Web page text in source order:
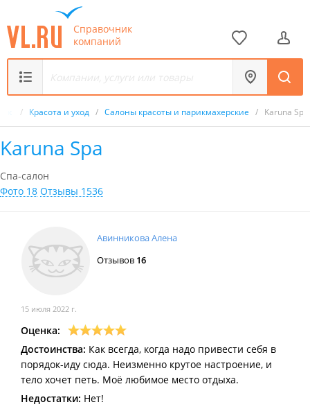
Справочник
компаний
/ Красота и уход / Салоны красоты и парикмахерские / Karuna Spa
Karuna Spa
Спа-салон
Фото 18 Отзывы 1536
Авинникова Алена
Отзывов 16
15 июля 2022 г.
Оценка:
Достоинства: Как всегда, когда надо привести себя в
порядок-иду сюда. Неизменно крутое настроение, и
тело хочет петь. Моё любимое место отдыха.
Недостатки: Нет!